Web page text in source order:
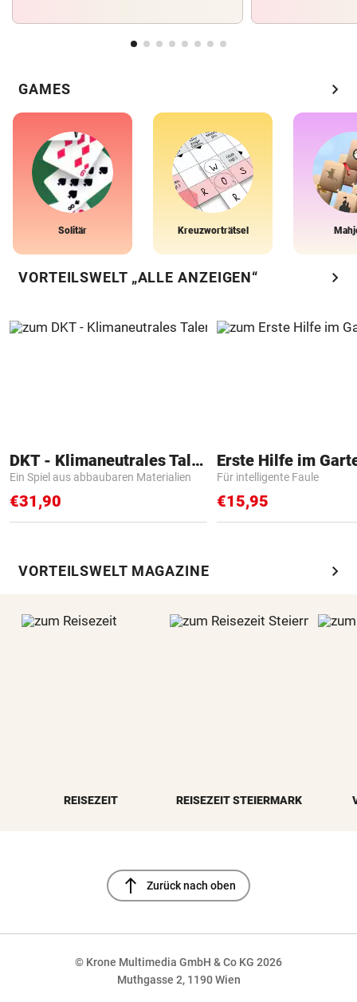
GAMES chevron_right
Solitär Kreuzworträtsel
VORTEILSWELT „ALLE ANZEIGEN“ chevron_right
DKT - Klimaneutrales Talent
Ein Spiel aus abbaubaren Materialien
€31,90
Erste Hilfe im
Für intelligente Faule
€15,95
VORTEILSWELT MAGAZINE chevron_right
REISEZEIT REISEZEIT STEIERMARK
north Zurück nach oben
© Krone Multimedia GmbH & Co KG 2026
Muthgasse 2, 1190 Wien